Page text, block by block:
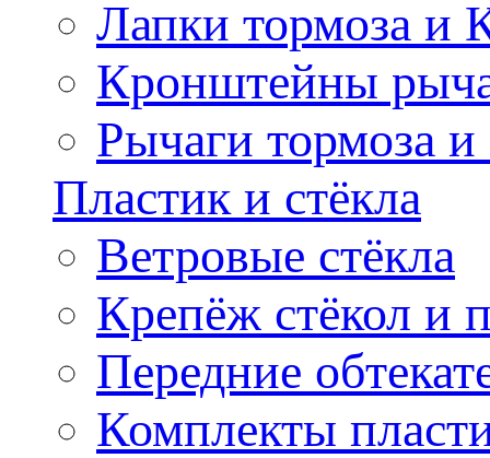
Лапки тормоза и
Кронштейны
Рычаги тормоза и
Пластик и стёкла
Ветровые стёкла
Крепёж стёкол и
Передние
Комплекты